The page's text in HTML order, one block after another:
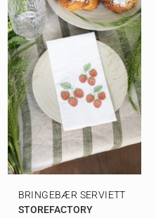
BRINGEBÆR SERVIETT
STOREFACTORY